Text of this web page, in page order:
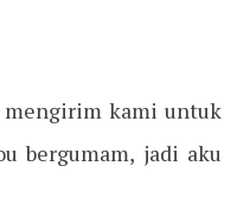
mengirim kami untuk
bergumam, jadi aku